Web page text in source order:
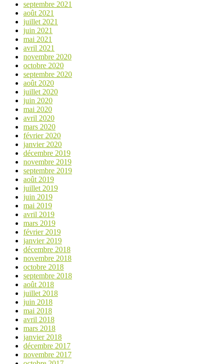
septembre 2021
août 2021
juillet 2021
juin 2021
mai 2021
avril 2021
novembre 2020
octobre 2020
septembre 2020
août 2020
juillet 2020
juin 2020
mai 2020
avril 2020
mars 2020
février 2020
janvier 2020
décembre 2019
novembre 2019
septembre 2019
août 2019
juillet 2019
juin 2019
mai 2019
avril 2019
mars 2019
février 2019
janvier 2019
décembre 2018
novembre 2018
octobre 2018
septembre 2018
août 2018
juillet 2018
juin 2018
mai 2018
avril 2018
mars 2018
janvier 2018
décembre 2017
novembre 2017